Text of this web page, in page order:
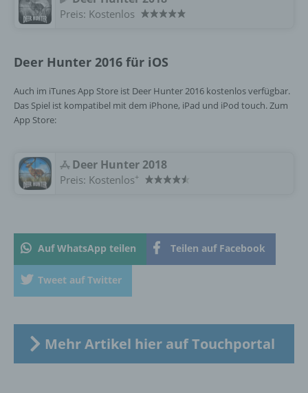
Preis: Kostenlos
Deer Hunter 2016 für iOS
Auch im iTunes App Store ist Deer Hunter 2016 kostenlos verfügbar.
Das Spiel ist kompatibel mit dem iPhone, iPad und iPod touch. Zum
App Store:
Deer Hunter 2018
Preis: Kostenlos+
Auf WhatsApp teilen Teilen auf Facebook
Tweet auf Twitter
Mehr Artikel hier auf Touchportal
so kann der Verantwortliche
Mitgliedstaaten vorgesehen werden.
h) Auftragsverarbeiter
juristische Person, Behörde, Einrichtung
oder andere Stelle, die personenbezogene
Daten im Auftrag des Verantwortlichen
i) Empfänger
Empfänger ist eine natürliche oder juristische
nicht. Behörden, die im Rahmen eines
bestimmten Untersuchungsauftrags nach